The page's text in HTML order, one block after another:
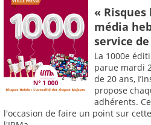
«
média
service
La 1000e
parue mardi
de 20 ans,
propose
adhérents.
l'occasion de faire un point sur